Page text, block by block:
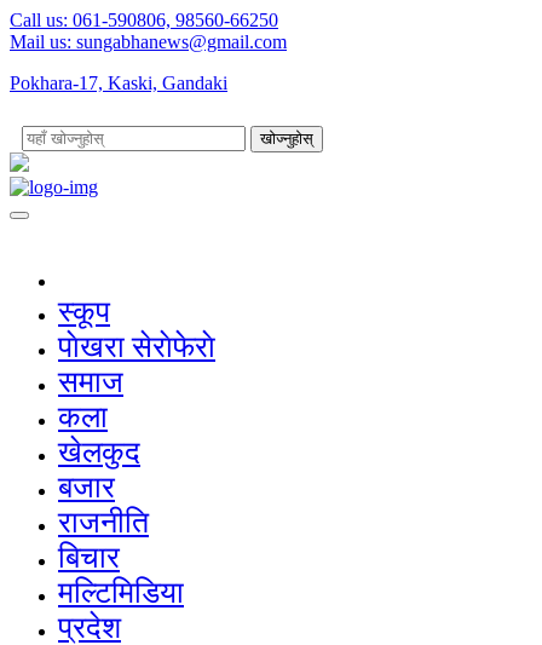
Call us: 061-590806, 98560-66250
Mail us: sungabhanews@gmail.com
Pokhara-17, Kaski, Gandaki
खोज्नुहोस्
स्कूप
पाेखरा सेराेफेराे
समाज
कला
खेलकुद
बजार
राजनीति
बिचार
मल्टिमिडिया
प्रदेश